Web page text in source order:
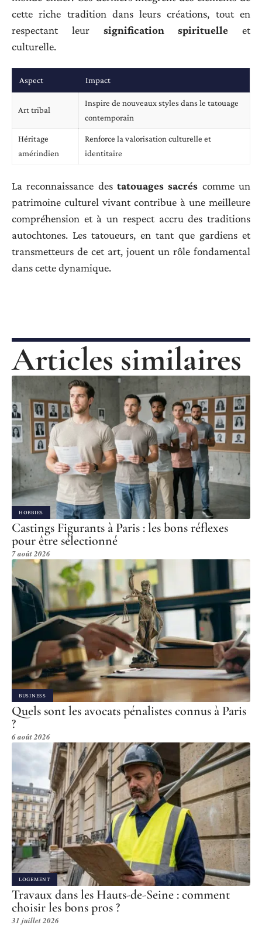
cette riche tradition dans leurs créations, tout en
respectant leur signification spirituelle et
culturelle.
Aspect Impact
Art tribal
Inspire de nouveaux styles dans le tatouage
contemporain
Héritage
amérindien
Renforce la valorisation culturelle et
identitaire
La reconnaissance des tatouages sacrés comme un
patrimoine culturel vivant contribue à une meilleure
compréhension et à un respect accru des traditions
autochtones. Les tatoueurs, en tant que gardiens et
transmetteurs de cet art, jouent un rôle fondamental
dans cette dynamique.
Articles similaires
HOBBIES
Castings Figurants à Paris : les bons réflexes
pour être sélectionné
7 août 2026
BUSINESS
Quels sont les avocats pénalistes connus à Paris
?
6 août 2026
LOGEMENT
Travaux dans les Hauts-de-Seine : comment
choisir les bons pros ?
31 juillet 2026